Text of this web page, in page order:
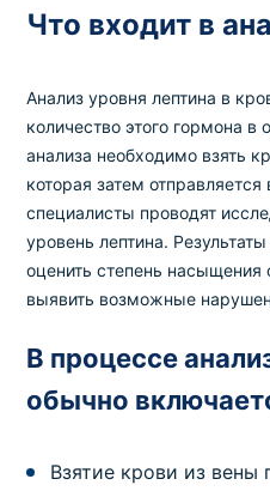
Что входит в
Анализ уровня лептина в
количество этого гормона
анализа необходимо взять
которая затем
специалисты проводят
уровень лептина.
оценить степень
выявить возможные
В процессе
обычно
Взятие крови из вены